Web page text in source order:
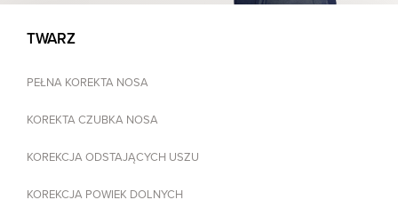
TWARZ
PEŁNA KOREKTA NOSA
KOREKTA CZUBKA NOSA
KOREKCJA ODSTAJĄCYCH USZU
KOREKCJA POWIEK DOLNYCH